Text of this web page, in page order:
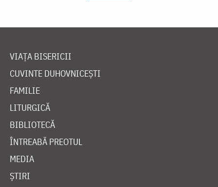
VIAȚA BISERICII
CUVINTE DUHOVNICEȘTI
FAMILIE
LITURGICĂ
BIBLIOTECĂ
ÎNTREABĂ PREOTUL
MEDIA
ȘTIRI